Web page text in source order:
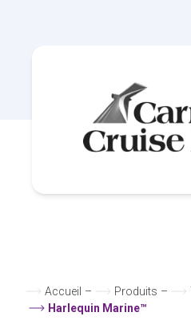
Accueil – Produits –
Harlequin Marine™